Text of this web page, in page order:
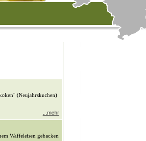
(Neujahrskuchen)
...mehr
Waffeleisen gebacken